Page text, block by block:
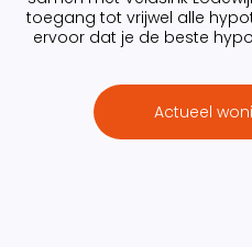
toegang tot vrijwel alle
ervoor dat je de beste
Actueel